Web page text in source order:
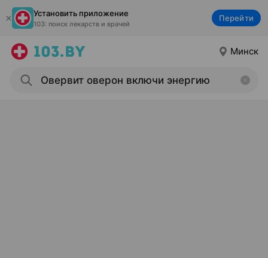
Установить приложение
103: поиск лекарств и врачей
Перейти
Минск